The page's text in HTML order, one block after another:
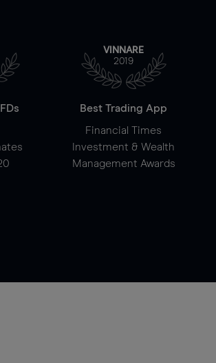
VINNARE
2019
Best Trading App
Financial Times
Investment & Wealth
Management Awards